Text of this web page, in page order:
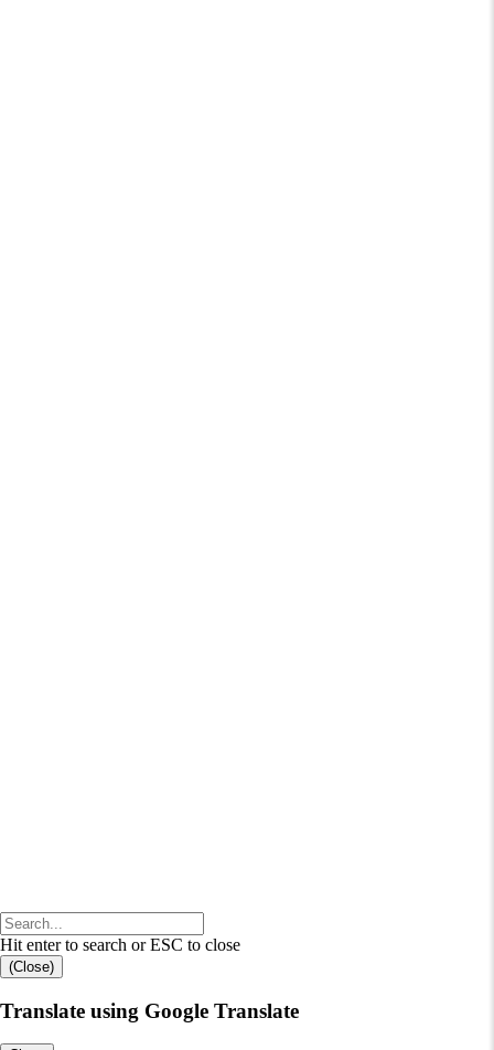
Hit enter to search or ESC to close
(Close)
Translate using Google Translate